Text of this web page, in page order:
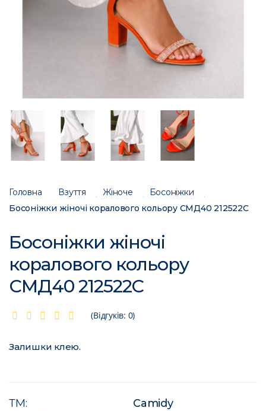
Головна Взуття Жіноче
Босоніжки
Босоніжки жіночі коралового кольору СМД40 212522C
Босоніжки жіночі
коралового кольору
СМД40 212522C
(Відгуків: 0)
Залишки клею.
ТМ:
Camidy